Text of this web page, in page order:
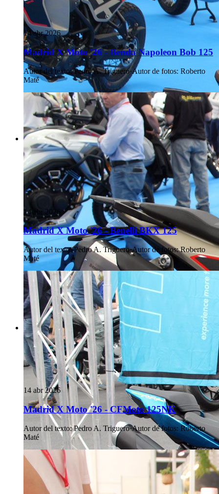
14 abr 2026
Madrid X Moto '26 - Benda Napoleon Bob 125
Autor del texto: Pedro A. Triguero·Autor de fotos: Roberto
Maté
14 abr 2026
Madrid X Moto '26 - Benelli BKX 125
Autor del texto: Pedro A. Triguero·Autor de fotos: Roberto
Maté
14 abr 2026
Madrid X Moto '26 - CFMoto 125NK
Autor del texto: Pedro A. Triguero·Autor de fotos: Roberto
Maté